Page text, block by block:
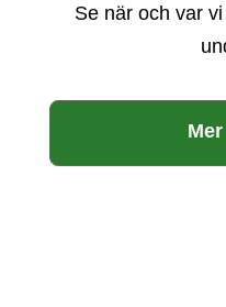
Se när och var